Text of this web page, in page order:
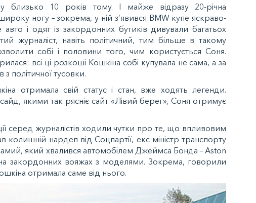
близько 10 років тому. І майже відразу 20-річна
ногу – зокрема, у ній з’явився BMW купе яскраво-
і одяг із закордонних бутиків дивували багатьох
журналіст, навіть політичний, тим більше в такому
собі і половини того, чим користується Соня.
всі ці розкоші Кошкіна собі купувала не сама, а за
політичної тусовки.
отримала свій статус і стан, вже ходять легенди.
якими так рясніє сайт «Лівий берег», Соня отримує
серед журналістів ходили чутки про те, що впливовим
колишній нардеп від Соцпартії, екс-міністр транспорту
який хвалився автомобілем Джеймса Бонда – Aston
закордонних вояжах з моделями. Зокрема, говорили
отримала саме від нього.